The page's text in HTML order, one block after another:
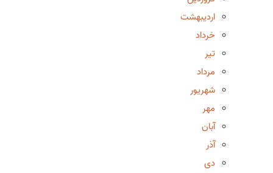
اردیبهشت
خرداد
تیر
مرداد
شهریور
مهر
آبان
آذر
دی